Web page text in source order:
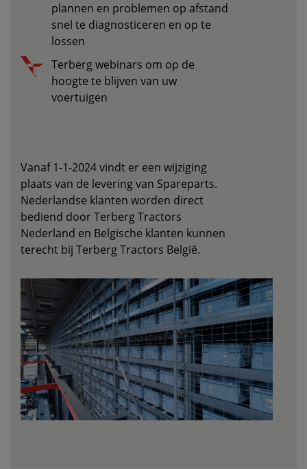
plannen en problemen op afstand
snel te diagnosticeren en op te
lossen
Terberg webinars om op de
hoogte te blijven van uw
voertuigen
Vanaf 1-1-2024 vindt er een wijziging
plaats van de levering van Spareparts.
Nederlandse klanten worden direct
bediend door Terberg Tractors
Nederland en Belgische klanten kunnen
terecht bij Terberg Tractors België.